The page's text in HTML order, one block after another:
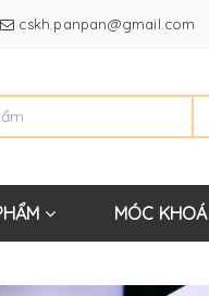
cskh.panpan@gmail.com
MÓC KHOÁ